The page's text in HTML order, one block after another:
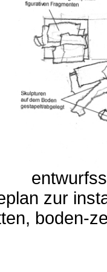
zur
boden-